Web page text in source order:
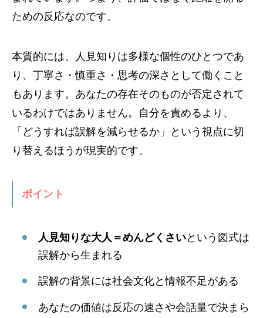
ための反応なのです。
本質的には、人見知りは多様な個性のひとつであ
り、丁寧さ・慎重さ・思考の深さとして働くこと
もあります。あなたの存在そのものが否定されて
いるわけではありません。自分を責めるより、
「どうすれば誤解を減らせるか」という視点に切
り替えるほうが現実的です。
ポイント
人見知りな大人＝めんどくさいという図式は
誤解から生まれる
誤解の背景には社会文化と情報不足がある
あなたの価値は反応の速さや会話量で決まら